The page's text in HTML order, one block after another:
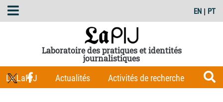
EN | PT
Laboratoire des pratiques et identités
journalistiques
Le LaPIJ
Actualités Activités de recherche